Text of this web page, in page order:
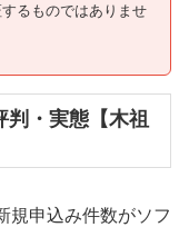
るものではありませ
・実態【木祖
規申込み件数がソフ